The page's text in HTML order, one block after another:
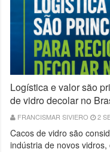
Logística e valor são
de vidro decolar no
FRANCISMAR SIVIERO 2
Cacos de vidro são
indústria de novos